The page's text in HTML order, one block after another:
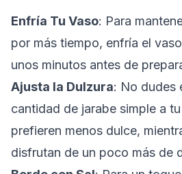
Enfría Tu Vaso: Para
por más tiempo, enfría el
unos minutos antes de
Ajusta la Dulzura: No dudes
cantidad de jarabe simple a
prefieren menos dulce,
disfrutan de un poco más de